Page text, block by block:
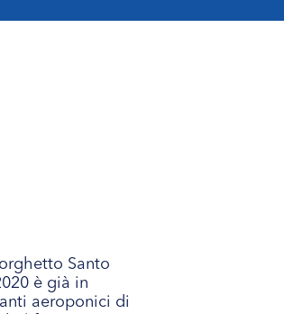
Santo
è già in
aeroponici di